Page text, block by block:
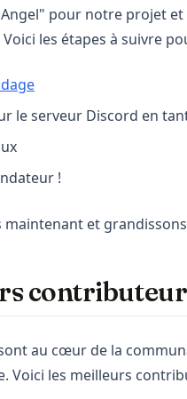
pour notre projet
les étapes à suivre
(opens in a new tab)
le serveur Discord en
!
maintenant et
au cœur de la
Voici les meilleurs